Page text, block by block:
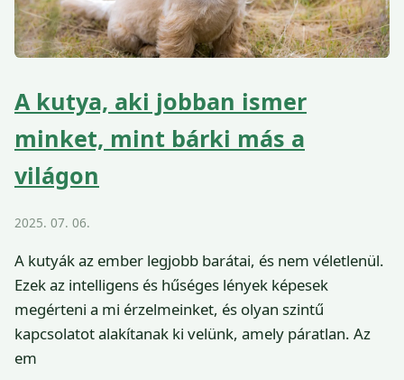
A kutya, aki jobban ismer
minket, mint bárki más a
világon
2025. 07. 06.
A kutyák az ember legjobb barátai, és nem véletlenül.
Ezek az intelligens és hűséges lények képesek
megérteni a mi érzelmeinket, és olyan szintű
kapcsolatot alakítanak ki velünk, amely páratlan. Az
em